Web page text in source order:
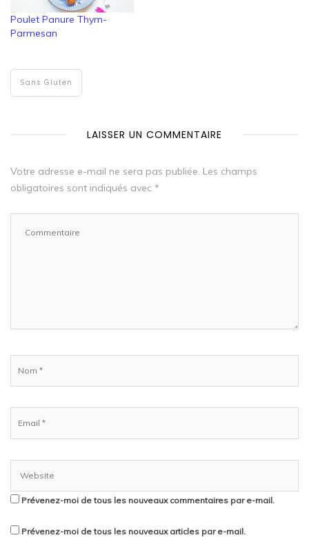
Poulet Panure Thym-
Parmesan
Sans Gluten
LAISSER UN COMMENTAIRE
Votre adresse e-mail ne sera pas publiée. Les champs
obligatoires sont indiqués avec *
Prévenez-moi de tous les nouveaux commentaires par e-mail.
Prévenez-moi de tous les nouveaux articles par e-mail.